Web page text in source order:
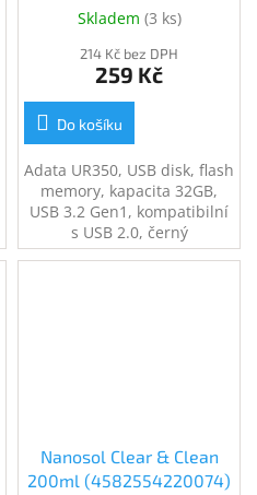
(UR350-32G-RSR/BK)
Skladem (3 ks)
214 Kč bez DPH
259 Kč
Do košíku
Adata UR350, USB disk, flash
memory, kapacita 32GB,
USB 3.2 Gen1, kompatibilní
s USB 2.0, černý
Nanosol Clear & Clean
200ml (4582554220074)